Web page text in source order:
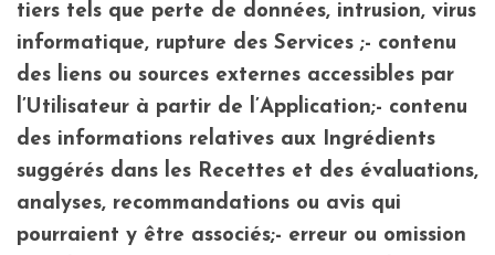
tiers tels que perte de données, intrusion, virus
informatique, rupture des Services ;- contenu
des liens ou sources externes accessibles par
l’Utilisateur à partir de l’Application;- contenu
des informations relatives aux Ingrédients
suggérés dans les Recettes et des évaluations,
analyses, recommandations ou avis qui
pourraient y être associés;- erreur ou omission